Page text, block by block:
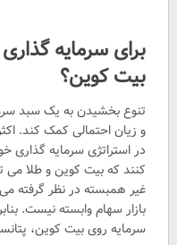
برای سرمایه
بیت کوین؟
تنوع بخشیدن به یک سبد
و زیان احتمالی کمک کند.
در استراتژی سرمایه گذاری
کنند که بیت کوین و طلا می
غیر همبسته در نظر گرفته
بازار سهام وابسته نیست.
سرمایه روی بیت کوین،